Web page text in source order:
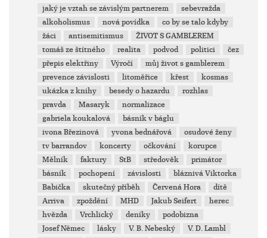
jaký je vztah se závislým partnerem
sebevražda
alkoholismus
nová povídka
co by se talo kdyby
žáci
antisemitismus
ŽIVOT S GAMBLEREM
tomáš ze štítného
realita podvod politici
čez
přepis elektřiny
Výročí
můj život s gamblerem
prevence závislosti
litoměřice křest
kosmas
ukázka z knihy
besedy o hazardu
rozhlas
pravda
Masaryk
normalizace
gabriela koukalová
básník v báglu
ivona Březinová
yvona bednářová
osudové ženy
tv barrandov
koncerty očkování
korupce
Mělník
faktury StB středověk
primátor
básník
pochopení závislosti
bláznivá Viktorka
Babička
skutečný příběh Červená Hora
dítě
Arriva
zpoždění MHD Jakub Seifert
herec
hvězda
Vrchlický deníky
podobizna
Josef Němec
lásky V. B. Nebeský
V. D. Lambl